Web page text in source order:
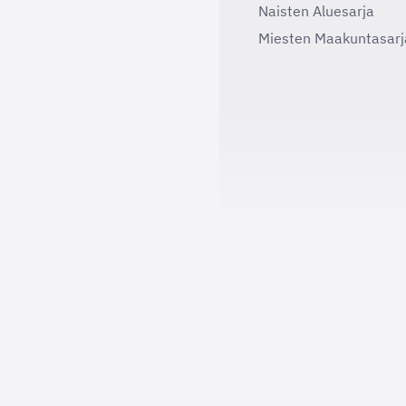
Naisten Aluesarja
Miesten